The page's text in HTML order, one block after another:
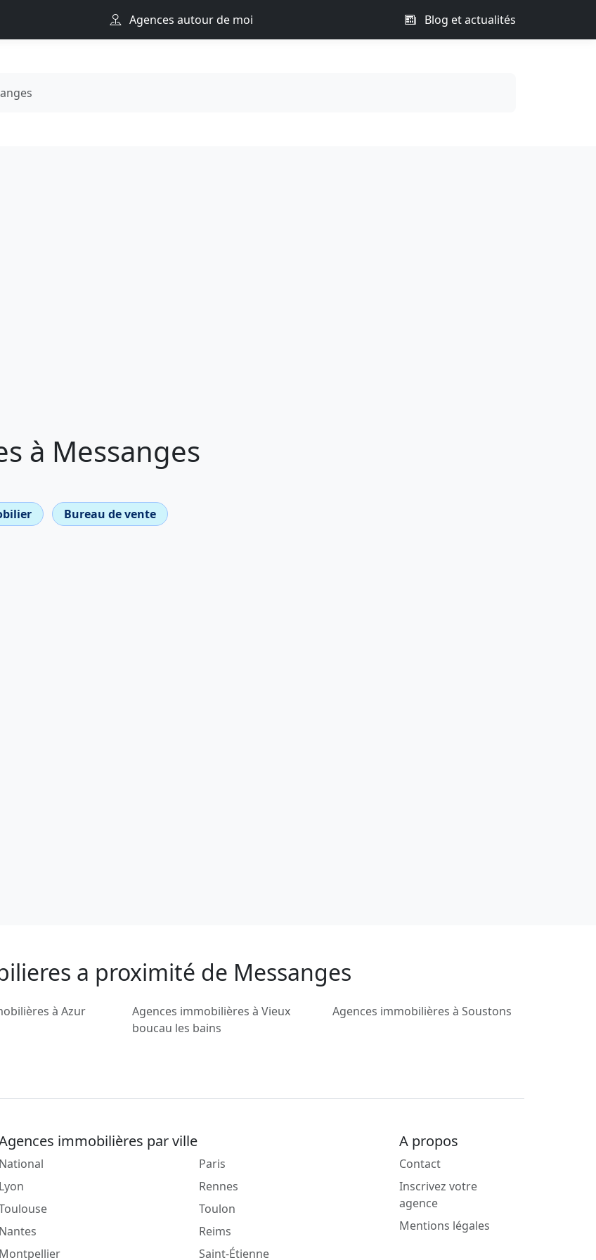
Agences autour de moi Blog et actualités
à Messanges
Bureau de vente
a proximité de Messanges
à Azur
Agences immobilières à Vieux
boucau les bains
Agences immobilières à Soustons
immobilières par ville
National
Lyon
Nantes
Montpellier
Paris
Rennes
Toulon
Reims
Saint-Étienne
A propos
Contact
Inscrivez votre
agence
Mentions légales